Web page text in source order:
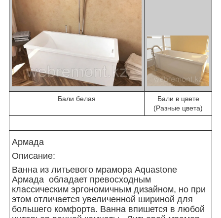
Бали белая
Бали в цвете
(Разные цвета)
Армада
Описание:
Ванна из литьевого мрамора Aquastone
Армада обладает превосходным
классическим эргономичным дизайном, но при
этом отличается увеличенной шириной для
большего комфорта. Ванна впишется в любой